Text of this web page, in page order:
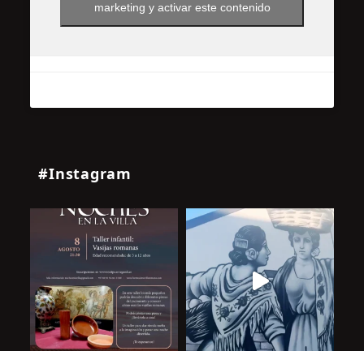
marketing y activar este contenido
#Instagram